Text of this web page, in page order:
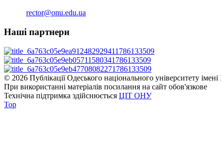
rector@onu.edu.ua
Наші партнери
© 2026 Публікації Одеського національного університету
При використанні матеріалів посилання на сайт обов'язкове
Технічна підтримка здійснюється ЦІТ ОНУ
Top